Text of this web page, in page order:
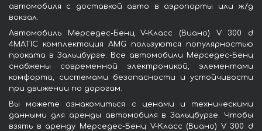
автомобиля с доставкой авто в аэропорты или ж/д
вокзал.
Автомобиль Мерседес-Бенц V-Класс (Виано) V 300 d
4MATIC комплектация AMG пользуются популярностью
проката в Зальцбурге. Все автомобили Мерседес-Бенц
снабжены современной электроникой, элементами
комфорта, системами безопасности и устойчивости
при движении по дорогам.
Вы можете ознакомиться с ценами и техническими
данными для аренды автомобиля в Зальцбурге. Чтобы
взять в аренду Мерседес-Бенц V-Класс (Виано) V 300 d